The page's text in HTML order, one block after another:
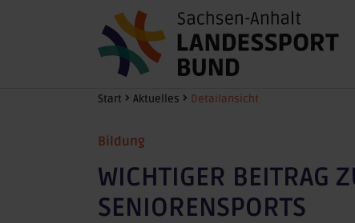
Zum Hauptinhalt springen
Sie sind hier:
Start Aktuelles Detailansicht
Bildung
WICHTIGER BEITRAG
SENIORENSPORTS